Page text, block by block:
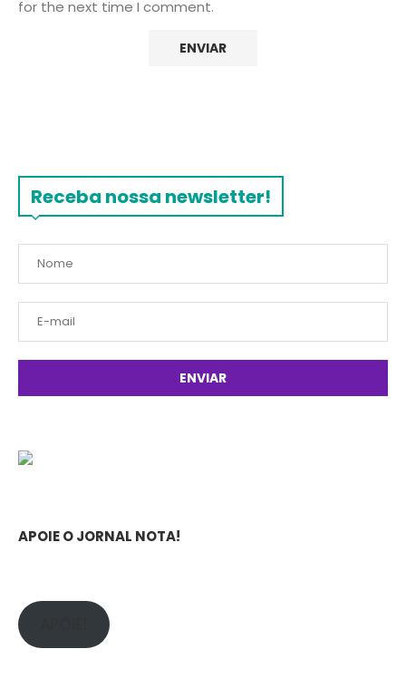
for the next time I comment.
Receba nossa newsletter!
APOIE O JORNAL NOTA!